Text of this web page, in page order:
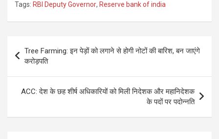
Tags: RBI Deputy Governor, Reserve bank of india
navigation
Tree Farming: इन पेड़ों को लगाने से होगी नोटों की बारिश, बन जाएंगे
करोड़पति
ACC: देश के छह शीर्ष अधिकारियों को मिली निदेशक और महानिदेशक
के पदों पर पदोन्नति